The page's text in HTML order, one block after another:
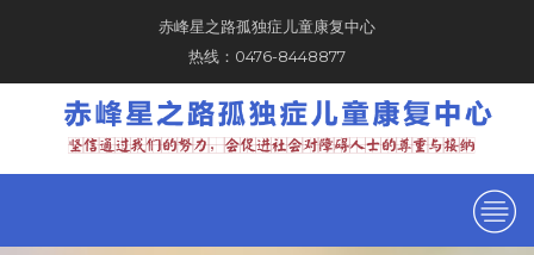
赤峰星之路孤独症儿童康复中心
热线：0476-8448877